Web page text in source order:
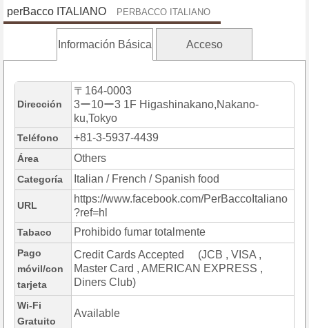
perBacco ITALIANO PERBACCO ITALIANO
Información Básica Acceso
Dirección
〒164-0003
3ー10ー3 1F Higashinakano,Nakano-
ku,Tokyo
Teléfono +81-3-5937-4439
Área Others
Categoría Italian / French / Spanish food
URL
https://www.facebook.com/PerBaccoItaliano
?ref=hl
Tabaco Prohibido fumar totalmente
Pago
móvil/con
tarjeta
Credit Cards Accepted (JCB , VISA ,
Master Card , AMERICAN EXPRESS ,
Diners Club)
Wi-Fi
Gratuito
Available